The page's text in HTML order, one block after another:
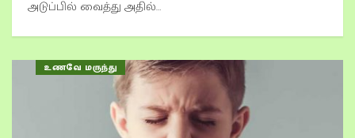
அடுப்பில் வைத்து அதில்…
உணவே மருந்து